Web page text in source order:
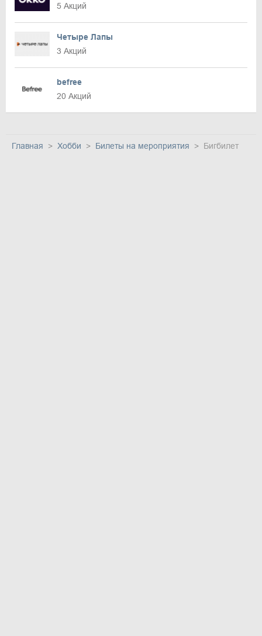
5 Акций
Четыре Лапы
3 Акций
befree
20 Акций
Главная Хобби Билеты на мероприятия Бигбилет